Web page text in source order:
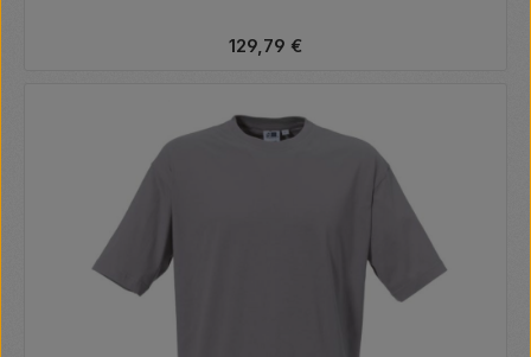
Regulärer Preis:
129,79 €